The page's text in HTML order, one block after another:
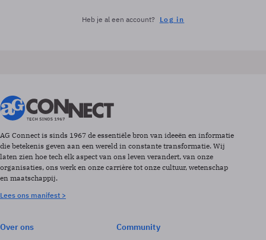
Heb je al een account? Log in
AG Connect is sinds 1967 de essentiële bron van ideeën en informatie
die betekenis geven aan een wereld in constante transformatie. Wij
laten zien hoe tech elk aspect van ons leven verandert, van onze
organisaties, ons werk en onze carrière tot onze cultuur, wetenschap
en maatschappij.
Lees ons manifest >
Over ons
Community